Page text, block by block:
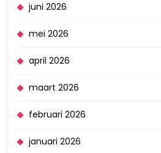
juni 2026
mei 2026
april 2026
maart 2026
februari 2026
januari 2026